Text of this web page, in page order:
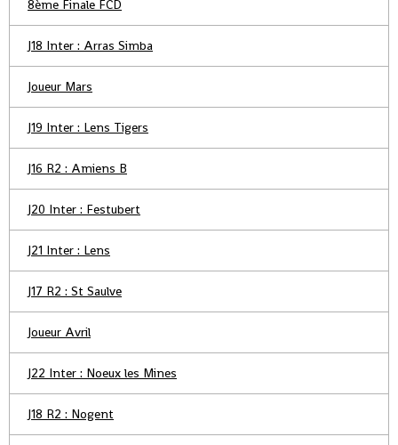
8ème Finale FCD
J18 Inter : Arras Simba
Joueur Mars
J19 Inter : Lens Tigers
J16 R2 : Amiens B
J20 Inter : Festubert
J21 Inter : Lens
J17 R2 : St Saulve
Joueur Avril
J22 Inter : Noeux les Mines
J18 R2 : Nogent